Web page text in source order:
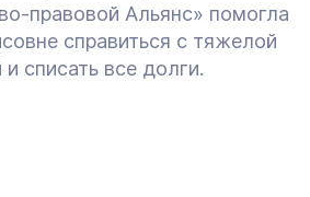
правовой Альянс» помогла
справиться с тяжелой
и списать все долги.